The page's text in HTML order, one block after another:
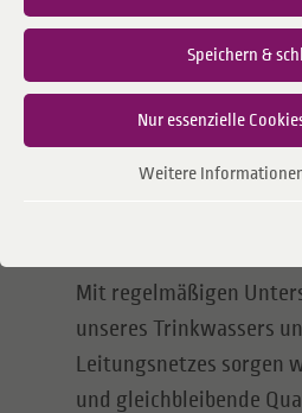
Speichern &
Nur essenzielle
Weitere
Mit regelmäßigen
unseres Trinkwassers
Leitungsnetzes sorgen
und gleichbleibende